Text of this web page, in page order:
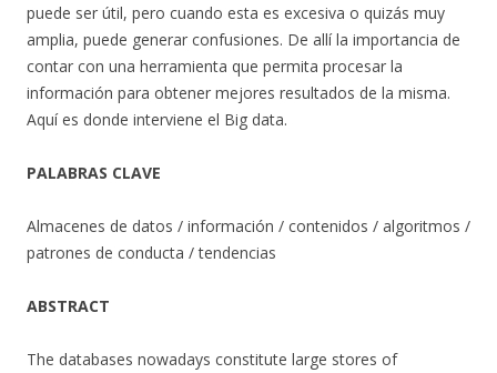
puede ser útil, pero cuando esta es excesiva o quizás muy
amplia, puede generar confusiones. De allí la importancia de
contar con una herramienta que permita procesar la
información para obtener mejores resultados de la misma.
Aquí es donde interviene el Big data.
PALABRAS CLAVE
Almacenes de datos / información / contenidos / algoritmos /
patrones de conducta / tendencias
ABSTRACT
The databases nowadays constitute large stores of